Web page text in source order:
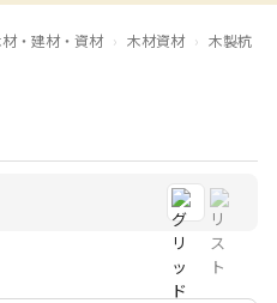
・建材・資材 木材資材 木製杭